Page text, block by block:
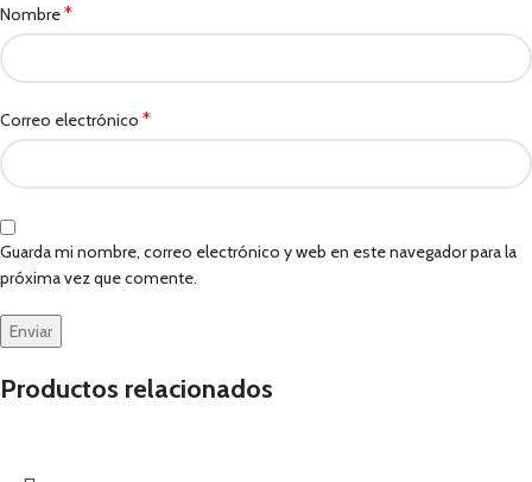
Nombre*
Correo electrónico *
Guarda mi nombre, correo electrónico y web en este navegador para la
próxima vez que comente.
Productos relacionados